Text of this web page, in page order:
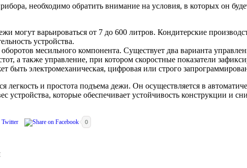
необходимо обратить внимание на условия, в которых он
могут варьироваться от 7 до 600 литров. Кондитерские
устройства.
оборотов месильного компонента. Существует два варианта
а также управление, при котором скоростные показатели
быть электромеханическая, цифровая или строго
легкость и простота подъема дежи. Он осуществляется в
устройства, которые обеспечивает устойчивость конструкции и
0